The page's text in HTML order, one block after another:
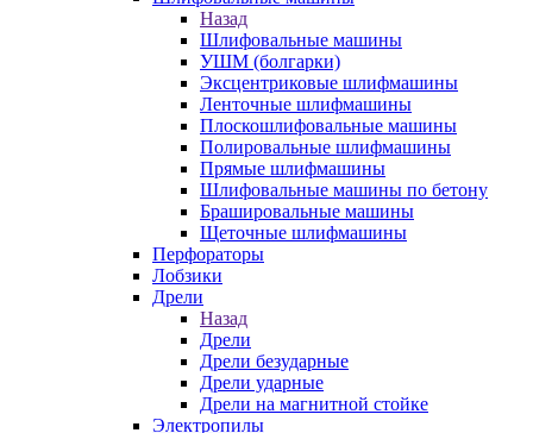
Назад
Шлифовальные машины
УШМ (болгарки)
Эксцентриковые шлифмашины
Ленточные шлифмашины
Плоскошлифовальные машины
Полировальные шлифмашины
Прямые шлифмашины
Шлифовальные машины по бетону
Брашировальные машины
Щеточные шлифмашины
Перфораторы
Лобзики
Дрели
Назад
Дрели
Дрели безударные
Дрели ударные
Дрели на магнитной стойке
Электропилы